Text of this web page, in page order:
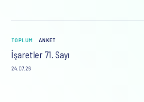
TOPLUM ANKET
İşaretler 71. Sayı
24.07.26